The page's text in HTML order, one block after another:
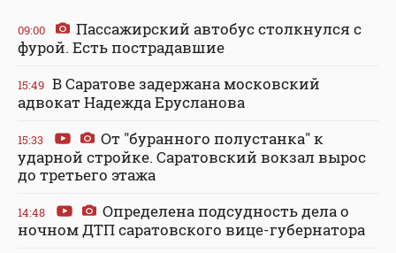
09:00
Пассажирский автобус столкнулся с
фурой. Есть пострадавшие
15:49 В Саратове задержана московский
адвокат Надежда Ерусланова
15:33
От "буранного полустанка" к
ударной стройке. Саратовский вокзал вырос
до третьего этажа
14:48
Определена подсудность дела о
ночном ДТП саратовского вице-губернатора